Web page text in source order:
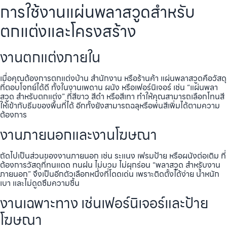
การใช้งานแผ่นพลาสวูดสำหรับ
ตกแต่งและโครงสร้าง
งานตกแต่งภายใน
เมื่อคุณต้องการตกแต่งบ้าน สำนักงาน หรือร้านค้า แผ่นพลาสวูดคือวัสดุ
ที่ตอบโจทย์ได้ดี ทั้งในงานเพดาน ผนัง หรือเฟอร์นิเจอร์ เช่น “แผ่นพลา
สวูด สำหรับตกแต่ง” ที่สีขาว สีดำ หรือสีเทา ทำให้คุณสามารถเลือกโทนสี
ให้เข้ากับธีมของพื้นที่ได้ อีกทั้งยังสามารถฉลุหรือพ่นสีเพิ่มได้ตามความ
ต้องการ
งานภายนอกและงานโฆษณา
ถัดไปเป็นส่วนของงานภายนอก เช่น ระแนง เฟรมป้าย หรือผนังต่อเติม ที่
ต้องการวัสดุที่ทนแดด ทนฝน ไม่บวม ไม่ผุกร่อน “พลาสวูด สำหรับงาน
ภายนอก” จึงเป็นอีกตัวเลือกหนึ่งที่โดดเด่น เพราะติดตั้งได้ง่าย น้ำหนัก
เบา และไม่ดูดซึมความชื้น
งานเฉพาะทาง เช่นเฟอร์นิเจอร์และป้าย
โฆษณา